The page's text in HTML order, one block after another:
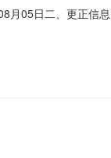
月05日二、更正信
路119号鸿富综